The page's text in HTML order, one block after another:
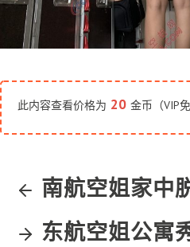
此内容查看价格为 20 金币（VIP
南航空姐家中
东航空姐公寓